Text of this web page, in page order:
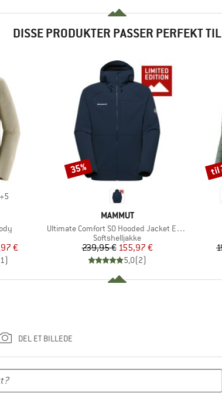
DISSE PRODUKTER PASSER PERFEKT TIL
+5
pris
€
)
MÆRKE
MAMMUT
Artikel
Ultimate Comfort SO Hooded Jacket Exclusive
Produktgruppe
Softshelljakke
Pris
239,95 €Nedsat pris
155,97 €
5,0(2)
Rabat
35% til
DEL ET BILLEDE